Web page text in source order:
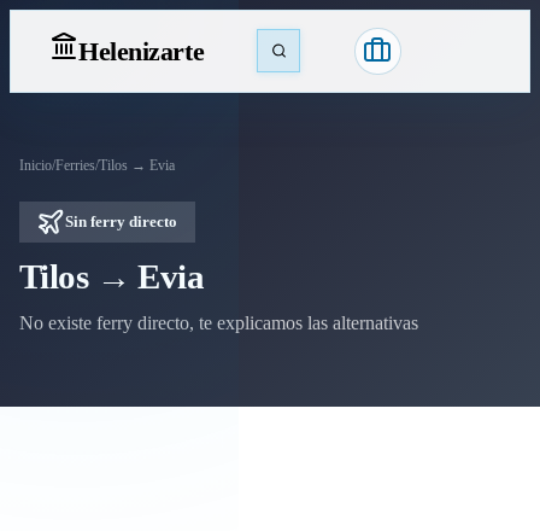
Helenizarte
Inicio/Ferries/Tilos → Evia
Sin ferry directo
Tilos → Evia
No existe ferry directo, te explicamos las alternativas